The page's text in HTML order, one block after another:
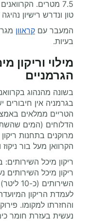
טון ונדרש רישיון
המעבר עם קראוון
בעיות.
מילוי וריקון
הגרמניים
בשונה מהנהוג
בגרמניה אין חיבורים
הטריים ממלאים
הדלוחים (המים
מרוקנים בתחנות
הקרוואן מעל בור
ריקון מיכל השירותים:
ריקון מיכל
לעמדת הריקון
והחזרתו למקומו.
נעשית בעזרת חומר